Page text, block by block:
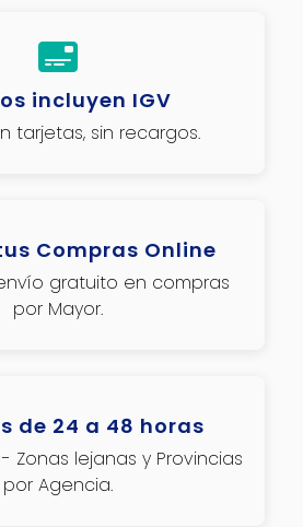
incluyen IGV
tarjetas, sin recargos.
Compras Online
gratuito en compras
por Mayor.
de 24 a 48 horas
Zonas lejanas y Provincias
por Agencia.